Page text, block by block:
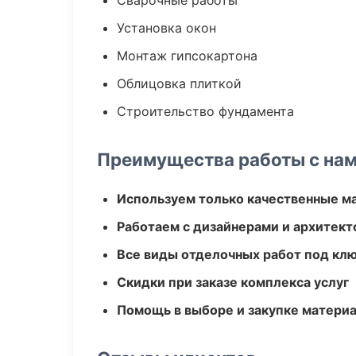
Установка окон
Монтаж гипсокартона
Облицовка плиткой
Строительство фундамента
Преимущества работы с
Используем только качественные
Работаем с дизайнерами и
Все виды отделочных работ под
Скидки при заказе комплекса услуг
Помощь в выборе и закупке